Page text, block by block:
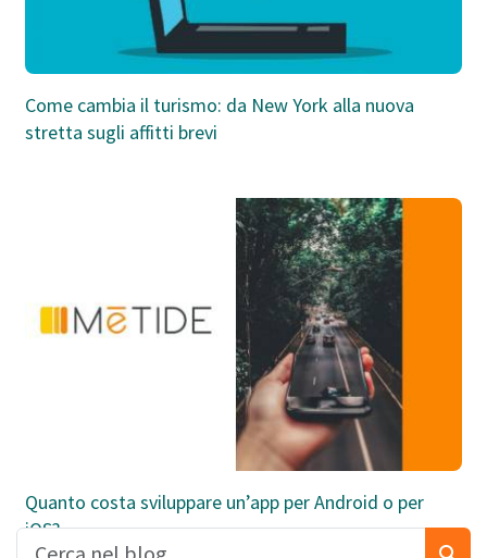
Come cambia il turismo: da New York alla nuova
stretta sugli affitti brevi
Quanto costa sviluppare un’app per Android o per
iOS?